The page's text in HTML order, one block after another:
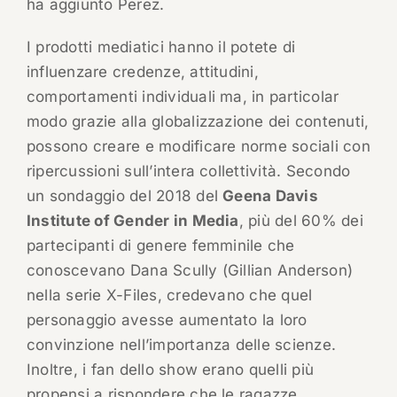
ha aggiunto Perez.
I prodotti mediatici hanno il potete di
influenzare credenze, attitudini,
comportamenti individuali ma, in particolar
modo grazie alla globalizzazione dei contenuti,
possono creare e modificare norme sociali con
ripercussioni sull’intera collettività. Secondo
un sondaggio del 2018 delGeena Davis
Institute of Gender in Media, più del 60% dei
partecipanti di genere femminile che
conoscevano Dana Scully (Gillian Anderson)
nella serie X-Files, credevano che quel
personaggio avesse aumentato la loro
convinzione nell’importanza delle scienze.
Inoltre, i fan dello show erano quelli più